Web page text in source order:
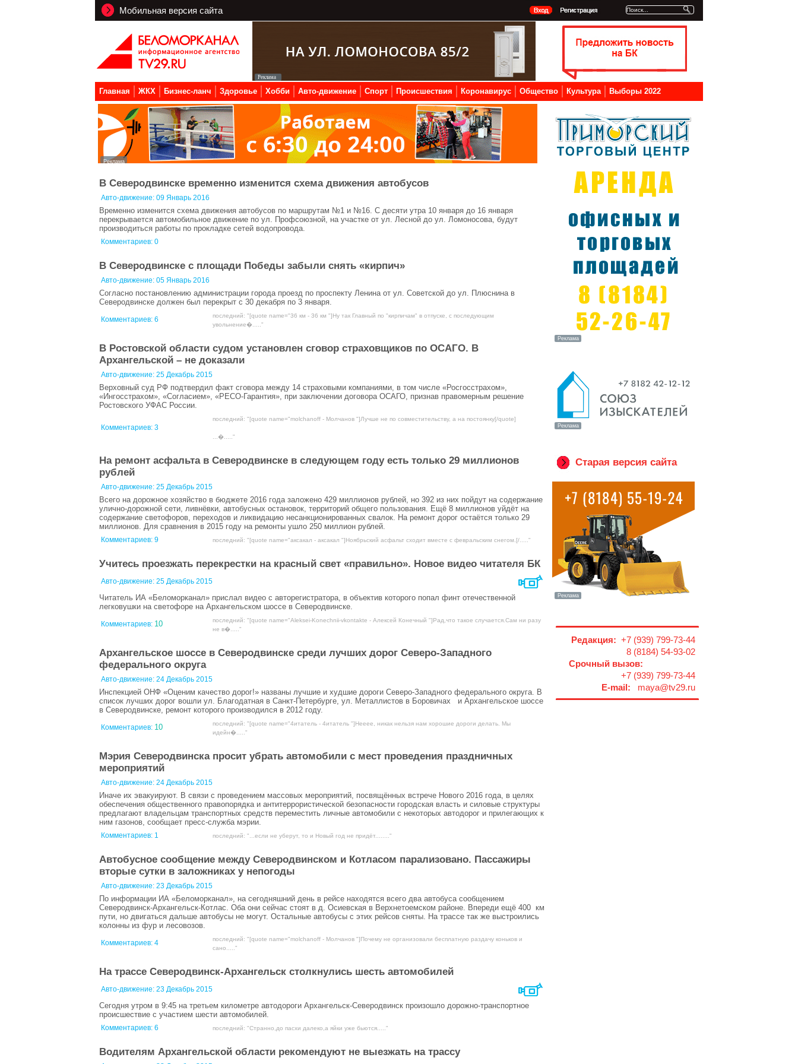
Мобильная версия сайта
Главная ЖКХ Бизнес-ланч Здоровье Хобби Авто-движение Спорт Происшествия Коронавирус Общество Культура Выборы 2022
В Северодвинске временно изменится схема движения автобусов
Авто-движение: 09 Январь 2016
Временно изменится схема движения автобусов по маршрутам №1 и №16. С десяти утра 10 января до 16 января
перекрывается автомобильное движение по ул. Профсоюзной, на участке от ул. Лесной до ул. Ломоносова, будут
производиться работы по прокладке сетей водопровода.
Комментариев: 0
В Северодвинске с площади Победы забыли снять «кирпич»
Авто-движение: 05 Январь 2016
Согласно постановлению администрации города проезд по проспекту Ленина от ул. Советской до ул. Плюснина в
Северодвинске должен был перекрыт с 30 декабря по 3 января.
Комментариев: 6
последний: "[quote name="36 км - 36 км "]Ну так Главный по "кирпичам" в отпуске, с последующим
увольнение�....."
В Ростовской области судом установлен сговор страховщиков по ОСАГО. В
Архангельской – не доказали
Авто-движение: 25 Декабрь 2015
Верховный суд РФ подтвердил факт сговора между 14 страховыми компаниями, в том числе «Росгосстрахом»,
«Ингосстрахом», «Согласием», «РЕСО-Гарантия», при заключении договора ОСАГО, признав правомерным решение
Ростовского УФАС России.
Комментариев: 3
последний: "[quote name="molchanoff - Молчанов "]Лучше не по совместительству, а на постоянку[/quote]
...�....."
На ремонт асфальта в Северодвинске в следующем году есть только 29 миллионов
рублей
Авто-движение: 25 Декабрь 2015
Всего на дорожное хозяйство в бюджете 2016 года заложено 429 миллионов рублей, но 392 из них пойдут на содержание
улично-дорожной сети, ливнёвки, автобусных остановок, территорий общего пользования. Ещё 8 миллионов уйдёт на
содержание светофоров, переходов и ликвидацию несанкционированных свалок. На ремонт дорог остаётся только 29
миллионов. Для сравнения в 2015 году на ремонты ушло 250 миллион рублей.
Комментариев: 9 последний: "[quote name="аксакал - аксакал "]Ноябрьский асфальт сходит вместе с февральским снегом.[/....."
Учитесь проезжать перекрестки на красный свет «правильно». Новое видео читателя БК
Авто-движение: 25 Декабрь 2015
Читатель ИА «Беломорканал» прислал видео с авторегистратора, в объектив которого попал финт отечественной
легковушки на светофоре на Архангельском шоссе в Северодвинске.
Комментариев: 10
последний: "[quote name="Aleksei-Konechnii-vkontakte - Алексей Конечный "]Рад,что такое случается.Сам ни разу
не в�....."
Архангельское шоссе в Северодвинске среди лучших дорог Северо-Западного
федерального округа
Авто-движение: 24 Декабрь 2015
Инспекцией ОНФ «Оценим качество дорог!» названы лучшие и худшие дороги Северо-Западного федерального округа. В
список лучших дорог вошли ул. Благодатная в Санкт-Петербурге, ул. Металлистов в Боровичах и Архангельское шоссе
в Северодвинске, ремонт которого производился в 2012 году.
Комментариев: 10
последний: "[quote name="4итатель - 4итатель "]Нееее, никак нельзя нам хорошие дороги делать. Мы
идейн�....."
Мэрия Северодвинска просит убрать автомобили с мест проведения праздничных
мероприятий
Авто-движение: 24 Декабрь 2015
Иначе их эвакуируют. В связи с проведением массовых мероприятий, посвящённых встрече Нового 2016 года, в целях
обеспечения общественного правопорядка и антитеррористической безопасности городская власть и силовые структуры
предлагают владельцам транспортных средств переместить личные автомобили с некоторых автодорог и прилегающих к
ним газонов, сообщает пресс-служба мэрии.
Комментариев: 1 последний: "...если не уберут, то и Новый год не придёт........"
Автобусное сообщение между Северодвинском и Котласом парализовано. Пассажиры
вторые сутки в заложниках у непогоды
Авто-движение: 23 Декабрь 2015
По информации ИА «Беломорканал», на сегодняшний день в рейсе находятся всего два автобуса сообщением
Северодвинск-Архангельск-Котлас. Оба они сейчас стоят в д. Осиевская в Верхнетоемском районе. Впереди ещё 400 км
пути, но двигаться дальше автобусы не могут. Остальные автобусы с этих рейсов сняты. На трассе так же выстроились
колонны из фур и лесовозов.
Комментариев: 4
последний: "[quote name="molchanoff - Молчанов "]Почему не организовали бесплатную раздачу коньков и
сано....."
На трассе Северодвинск-Архангельск столкнулись шесть автомобилей
Авто-движение: 23 Декабрь 2015
Сегодня утром в 9:45 на третьем километре автодороги Архангельск-Северодвинск произошло дорожно-транспортное
происшествие с участием шести автомобилей.
Комментариев: 6 последний: "Странно,до пасхи далеко,а яйки уже бьются....."
Водителям Архангельской области рекомендуют не выезжать на трассу
Старая версия сайта
Редакция: +7 (939) 799-73-44
8 (8184) 54-93-02
Срочный вызов:
+7 (939) 799-73-44
E-mail: maya@tv29.ru